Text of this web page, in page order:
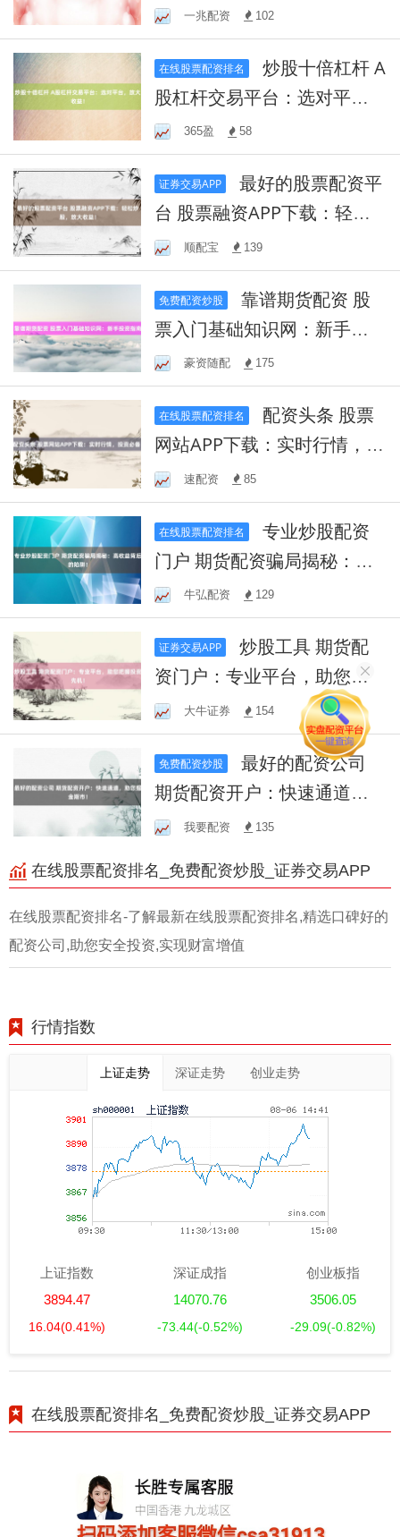
读懂其业务范围与作用
一兆配资 102
在线股票配资排名
炒股十倍杠杆 A
股杠杆交易平台：选对平
台，放大收益！
365盈 58
证券交易APP
最好的股票配资平
台 股票融资APP下载：轻松
炒股，放大收益！
顺配宝 139
免费配资炒股
靠谱期货配资 股
票入门基础知识网：新手投
资指南豪资随配 175
在线股票配资排名
网站APP下载：实时行情，投
资必备！
速配资 85
在线股票配资排名
专业炒股配资
门户 期货配资骗局揭秘：高
收益背后的陷阱！
牛弘配资 129
证券交易APP
炒股工具 期货配
资门户：专业平台，助您把
握投资先机！
大牛证券 154
免费配资炒股
最好的配资公司
期货配资开户：快速通道，
助您掘金期市！
我要配资 135
在线股票配资排名_免费配资炒股_证券交易APP
在线股票配资排名-了解最新在线股票配资排名,精选口碑好的
配资公司,助您安全投资,实现财富增值
行情指数
上证走势 深证走势 创业走势
上证指数
3894.47
16.04(0.41%)
深证成指
14070.76
-73.44(-0.52%)
创业板指
3506.05
-29.09(-0.82%)
在线股票配资排名_免费配资炒股_证券交易APP